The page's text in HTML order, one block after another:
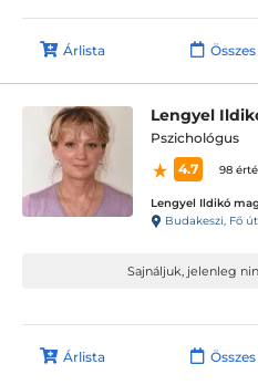
Árlista
Lengyel
Pszichológus
4.7
98
Lengyel Ildikó
Budakeszi, Fő út
Sajnáljuk, jelenleg
Árlista